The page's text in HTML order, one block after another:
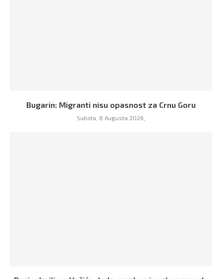
Bugarin: Migranti nisu opasnost za Crnu Goru
Subota, 8 Augusta 2026,